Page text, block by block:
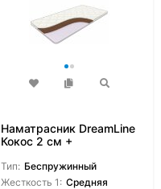
Наматрасник DreamLine
Кокос 2 см +
Тип: Беспружинный
Жесткость 1: Средняя